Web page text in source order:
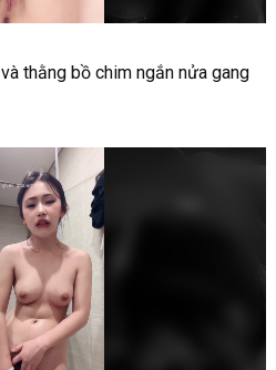
thằng bồ chim ngắn nửa gang